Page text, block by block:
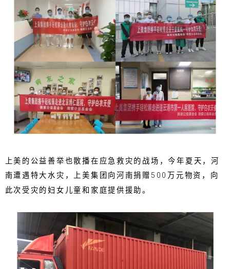
上美的公益善举也散播在应急救灾的战场，今年夏天，河
南遭遇特大水灾，上美集团向河南捐赠500万元物资，向
此次受灾的妇女儿童和家庭提供援助。